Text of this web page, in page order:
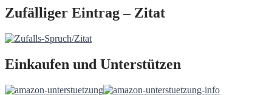
Zufälliger Eintrag – Zitat
Einkaufen und Unterstützen